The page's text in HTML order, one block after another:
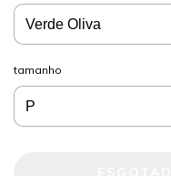
tamanho